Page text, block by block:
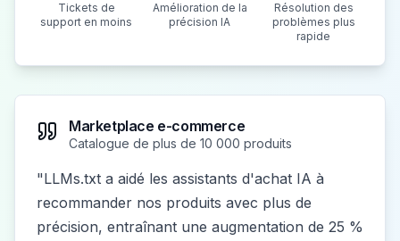
Tickets de
support en moins
Amélioration de la
précision IA
Résolution des
problèmes plus
rapide
Marketplace e-commerce
Catalogue de plus de 10 000 produits
"LLMs.txt a aidé les assistants d'achat IA à
recommander nos produits avec plus de
précision, entraînant une augmentation de 25 %